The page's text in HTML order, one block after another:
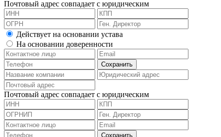
Почтовый адрес совпадает с юридическим
Действует на основании устава
На основании доверенности
Почтовый адрес совпадает с юридическим